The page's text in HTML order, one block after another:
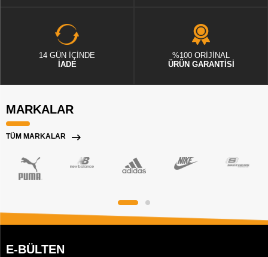
14 GÜN İÇİNDE
İADE
%100 ORİJİNAL
ÜRÜN GARANTİSİ
MARKALAR
TÜM MARKALAR
E-BÜLTEN